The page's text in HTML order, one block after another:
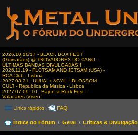
2026.10.16/17 - BLACK BOX FEST
(Guimarães) @ TROVADORES DO CANO -
ÚLTIMAS BANDAS DIVULGADAS!!!
2026.11.19 - FLOTSAM AND JETSAM (USA) -
RCA Club - Lisboa
2027.03.31 - UUHAI + ACYL + BLOSSOM
CULT - Republica da Musica - Lisboa
2027.07.09_10 - Bajonca Rock Fest -
Valadares (Viseu)
Links rápidos FAQ
Índice do Fórum Geral
Críticas & Divulgação